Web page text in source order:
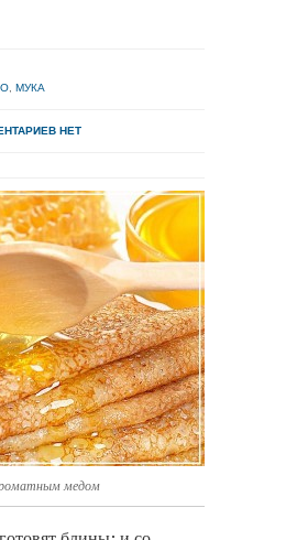
, МУКА
НЕТ
медом